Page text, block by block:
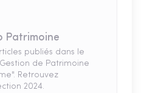
Patrimoine
publiés dans le
de Patrimoine
Retrouvez
2024.